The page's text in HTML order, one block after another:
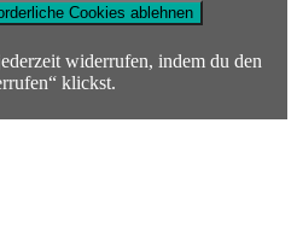
Cookies ablehnen
widerrufen, indem du den
klickst.